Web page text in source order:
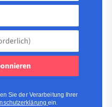
Sie der Verarbeitung Ihrer
ein.